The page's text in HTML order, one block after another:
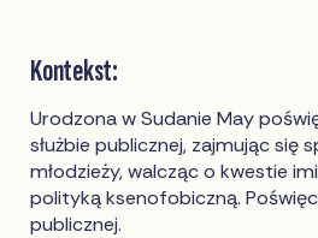
Kontekst:
Urodzona w Sudanie May
służbie publicznej, zajmując się
młodzieży, walcząc o kwestie
polityką ksenofobiczną.
publicznej.